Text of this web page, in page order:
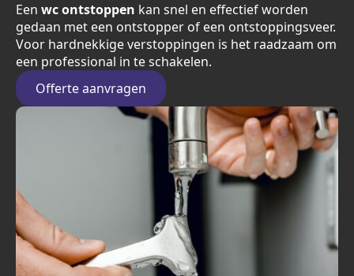
Een wc ontstoppen kan snel en effectief worden
gedaan met een ontstopper of een ontstoppingsveer.
Voor hardnekkige verstoppingen is het raadzaam om
een professional in te schakelen.
Offerte aanvragen